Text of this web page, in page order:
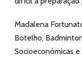
Madalena
Botelho,
Socioeconómicas